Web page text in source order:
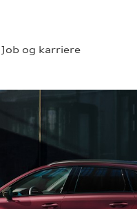
Job og karriere